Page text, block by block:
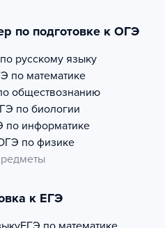
по подготовке к ОГЭ
русскому языку
по математике
обществознанию
по биологии
по информатике
по физике
к ЕГЭ